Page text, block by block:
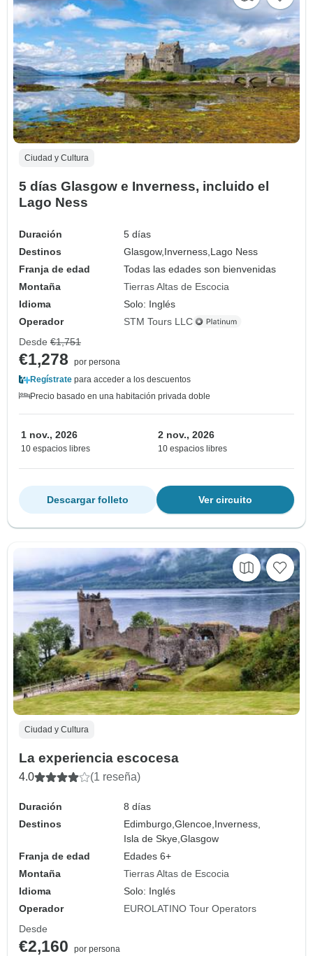
Ciudad y Cultura
5 días Glasgow e Inverness, incluido el
Lago Ness
Duración
5 días
Destinos
Glasgow, Inverness, Lago Ness
Franja de edad
Todas las edades son bienvenidas
Montaña
Tierras Altas de Escocia
Idioma
Solo: Inglés
Operador
STM Tours LLC
Desde €1,751
€1,278
por persona
Regístrate para acceder a los descuentos
Precio basado en una habitación privada doble
1 nov., 2026
10 espacios libres
2 nov., 2026
10 espacios libres
Ver circuito
Descargar folleto
Ciudad y Cultura
La experiencia escocesa
4.0 (1 reseña)
Duración
8 días
Destinos
Edimburgo,Glencoe, Inverness,
Isla de Skye,Glasgow
Franja de edad
Edades 6+
Montaña
Tierras Altas de Escocia
Idioma
Solo: Inglés
Operador
EUROLATINO Tour Operators
Desde
€2,160
por persona